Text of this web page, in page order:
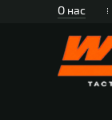
О нас